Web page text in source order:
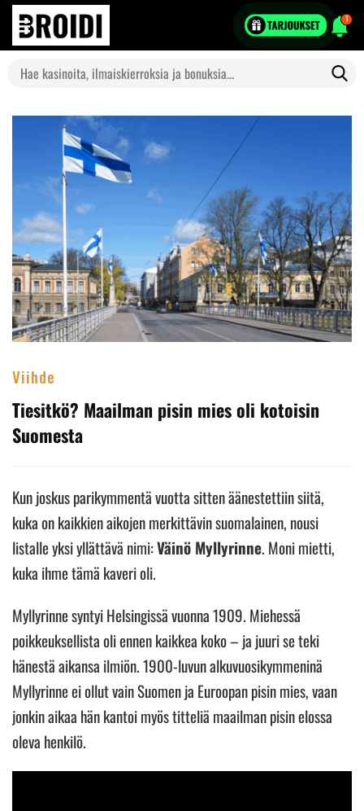
1
Search
Viihde
Tiesitkö? Maailman pisin mies oli kotoisin
Suomesta
Kun joskus parikymmentä vuotta sitten äänestettiin siitä,
kuka on kaikkien aikojen merkittävin suomalainen, nousi
listalle yksi yllättävä nimi:Väinö Myllyrinne. Moni mietti,
kuka ihme tämä kaveri oli.
Myllyrinne syntyi Helsingissä vuonna 1909. Miehessä
poikkeuksellista oli ennen kaikkea koko – ja juuri se teki
hänestä aikansa ilmiön. 1900-luvun alkuvuosikymmeninä
Myllyrinne ei ollut vain Suomen ja Euroopan pisin mies, vaan
jonkin aikaa hän kantoi myös titteliä maailman pisin elossa
oleva henkilö.